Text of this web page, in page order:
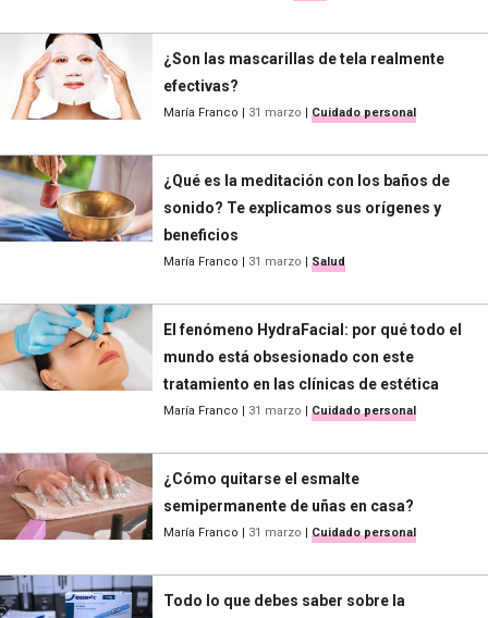
¿Son las mascarillas de tela realmente
efectivas?
María Franco 31 marzo Cuidado personal
¿Qué es la meditación con los baños de
sonido? Te explicamos sus orígenes y
beneficios
María Franco 31 marzo Salud
El fenómeno HydraFacial: por qué todo el
mundo está obsesionado con este
tratamiento en las clínicas de estética
María Franco 31 marzo Cuidado personal
¿Cómo quitarse el esmalte
semipermanente de uñas en casa?
María Franco 31 marzo Cuidado personal
Todo lo que debes saber sobre la